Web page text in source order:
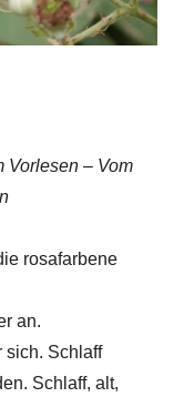
Vorlesen – Vom
rosafarbene
an.
sich. Schlaff
Schlaff, alt,